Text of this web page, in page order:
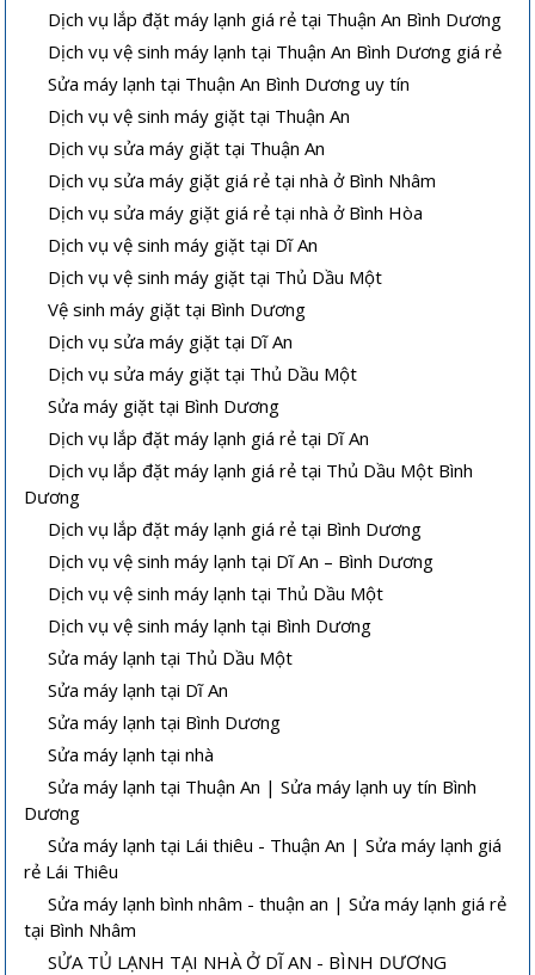
Dịch vụ lắp đặt máy lạnh giá rẻ tại Thuận An Bình Dương
Dịch vụ vệ sinh máy lạnh tại Thuận An Bình Dương giá rẻ
Sửa máy lạnh tại Thuận An Bình Dương uy tín
Dịch vụ vệ sinh máy giặt tại Thuận An
Dịch vụ sửa máy giặt tại Thuận An
Dịch vụ sửa máy giặt giá rẻ tại nhà ở Bình Nhâm
Dịch vụ sửa máy giặt giá rẻ tại nhà ở Bình Hòa
Dịch vụ vệ sinh máy giặt tại Dĩ An
Dịch vụ vệ sinh máy giặt tại Thủ Dầu Một
Vệ sinh máy giặt tại Bình Dương
Dịch vụ sửa máy giặt tại Dĩ An
Dịch vụ sửa máy giặt tại Thủ Dầu Một
Sửa máy giặt tại Bình Dương
Dịch vụ lắp đặt máy lạnh giá rẻ tại Dĩ An
Dịch vụ lắp đặt máy lạnh giá rẻ tại Thủ Dầu Một Bình
Dương
Dịch vụ lắp đặt máy lạnh giá rẻ tại Bình Dương
Dịch vụ vệ sinh máy lạnh tại Dĩ An – Bình Dương
Dịch vụ vệ sinh máy lạnh tại Thủ Dầu Một
Dịch vụ vệ sinh máy lạnh tại Bình Dương
Sửa máy lạnh tại Thủ Dầu Một
Sửa máy lạnh tại Dĩ An
Sửa máy lạnh tại Bình Dương
Sửa máy lạnh tại nhà
Sửa máy lạnh tại Thuận An | Sửa máy lạnh uy tín Bình
Dương
Sửa máy lạnh tại Lái thiêu - Thuận An | Sửa máy lạnh giá
rẻ Lái Thiêu
Sửa máy lạnh bình nhâm - thuận an | Sửa máy lạnh giá rẻ
tại Bình Nhâm
SỬA TỦ LẠNH TẠI NHÀ Ở DĨ AN - BÌNH DƯƠNG